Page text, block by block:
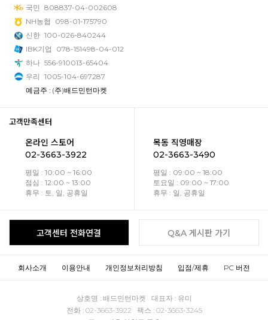
국민 808837-04-002608
NH농협
098-01-175790
신한 100-026-840244
IBK기업
078-151498-04-012
하나 556-910013-65404
우리 1005-104-697287
예금주 : (주)배드민턴마켓
고객만족센터
온라인 스토어
02-3663-3922
평일 : 10:00 ~ 16:00
점심 : 12:00 ~ 13:00
휴무 : 토, 일, 공휴일
목동 직영매장
02-3663-3490
평일 : 09:00 ~ 18:00
토요일 : 09:00 ~ 17:00
휴무 : 일, 공휴일
고객센터 전화연결 Q&A 게시판 가기
회사소개 이용안내 개인정보처리방침 입점/제휴 PC 버전
상호명 : 배드민턴마켓 대표자 : 유미
전화 : 02-3663-3922 팩스 : 02-3663-3245